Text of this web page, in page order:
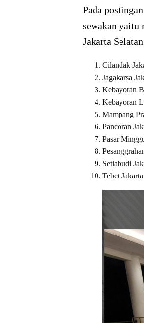
Pada
sewakan yaitu
Jakarta
Cilandak
Jagakarsa
Kebayoran
Kebayoran
Mampang
Pancoran
Pasar
Setiabudi
Tebet